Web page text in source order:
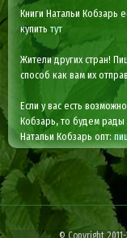
Книги Натальи Кобзарь
купитьтут
Жители других стран!
способ как вам их
Если у вас есть
Кобзарь, то будем рады
Натальи Кобзарь опт:
© Copyright